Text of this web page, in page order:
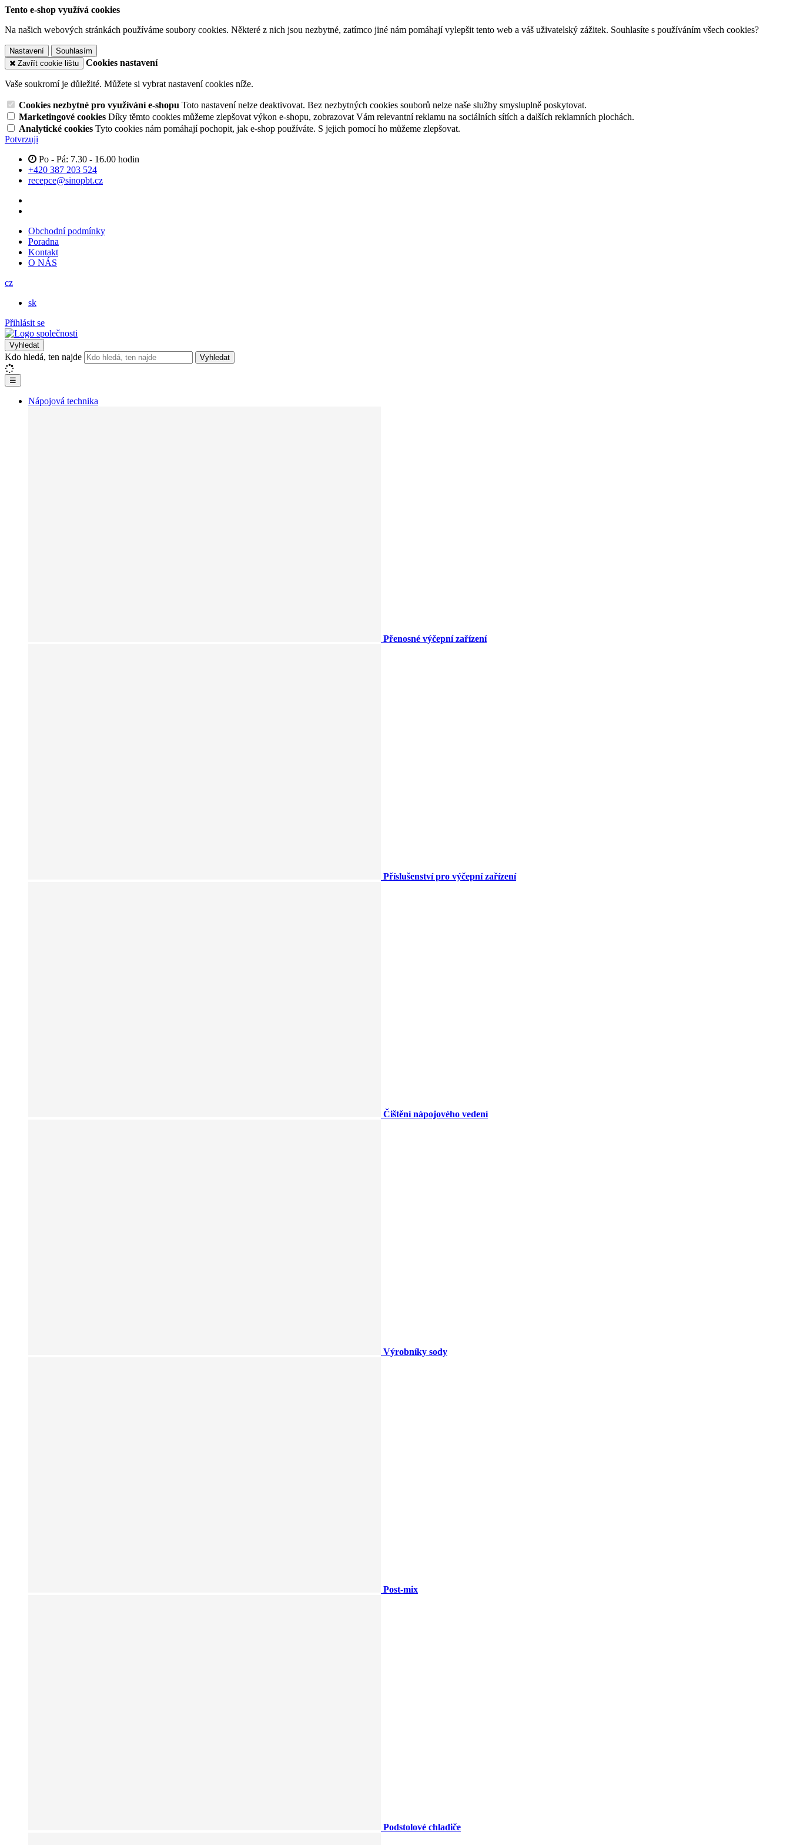
Tento e-shop využívá cookies
Na našich webových stránkách používáme soubory cookies. Některé z nich jsou nezbytné, zatímco jiné nám pomáhají vylepšit tento web a váš uživatelský zážitek. Souhlasíte s používáním všech cookies?
Nastavení
Souhlasím
Zavřít cookie lištu
Cookies nastavení
Vaše soukromí je důležité. Můžete si vybrat nastavení cookies níže.
Cookies nezbytné pro využívání e-shopu Toto nastavení nelze deaktivovat. Bez nezbytných cookies souborů nelze naše služby smysluplně poskytovat.
Marketingové cookies Díky těmto cookies můžeme zlepšovat výkon e-shopu, zobrazovat Vám relevantní reklamu na sociálních sítích a dalších reklamních plochách.
Analytické cookies Tyto cookies nám pomáhají pochopit, jak e-shop používáte. S jejich pomocí ho můžeme zlepšovat.
Potvrzuji
Po - Pá: 7.30 - 16.00 hodin
+420 387 203 524
recepce@sinopbt.cz
Obchodní podmínky
Poradna
Kontakt
O NÁS
cz
sk
Přihlásit se
Vyhledat
Kdo hledá, ten najde Vyhledat
☰
Nápojová technika
Přenosné výčepní zařízení
Příslušenství pro výčepní zařízení
Čištění nápojového vedení
Výrobníky sody
Post-mix
Podstolové chladiče